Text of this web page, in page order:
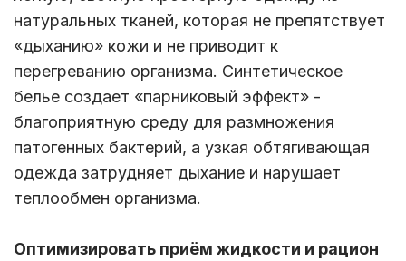
натуральных тканей, которая не препятствует
«дыханию» кожи и не приводит к
перегреванию организма. Синтетическое
белье создает «парниковый эффект» -
благоприятную среду для размножения
патогенных бактерий, а узкая обтягивающая
одежда затрудняет дыхание и нарушает
теплообмен организма.
Оптимизировать приём жидкости и рацион